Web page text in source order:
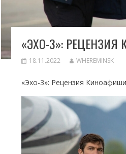
«ЭХО-3»:
18.11.2022 WHEREMINSK
«Эхо-3»: Рецензия